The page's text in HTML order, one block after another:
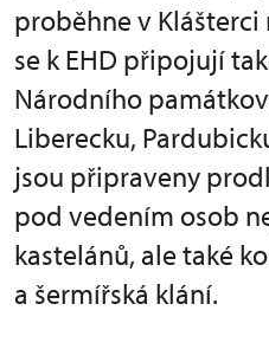
proběhne v
se k EHD připojují
Národního
Liberecku,
jsou připraveny
pod vedením osob
kastelánů, ale také
a šermířská klání.